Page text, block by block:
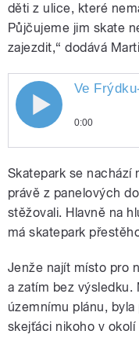
děti z ulice, které
Půjčujeme jim skate
zajezdit,“ dodává
pause
Ve
0:00
redaktorka
Skatepark se nachází
právě z panelových
stěžovali. Hlavně na
má skatepark
Jenže najít místo pro
a zatím bez výsledku.
územnímu plánu,
skejťáci nikoho v